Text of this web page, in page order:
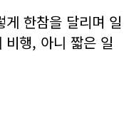
한참을 달리며 일
비행, 아니 짧은 일